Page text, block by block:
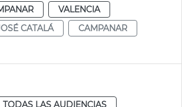
VALENCIA
CATALÁ
CAMPANAR
TODAS LAS AUDIENCIAS